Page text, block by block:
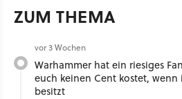
ZUM THEMA
vor 3 Wochen
Warhammer hat ein riesiges
euch keinen Cent kostet,
besitzt